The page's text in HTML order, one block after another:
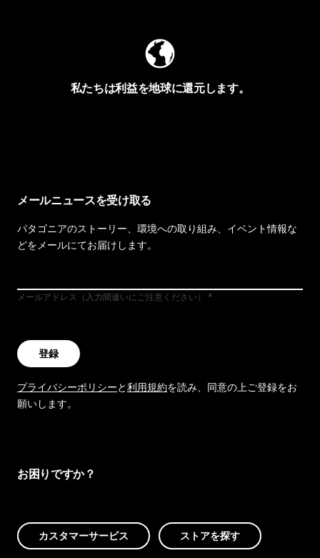
私たちは利益を地球に還元します。
メールニュースを受け取る
パタゴニアのストーリー、環境への取り組み、イベント情報な
どをメールにてお届けします。
メールアドレス（入力間違いにご注意ください）
登録
プライバシーポリシーと利用規約を読み、同意の上ご登録をお
願いします。
お困りですか？
カスタマーサービス ストアを探す